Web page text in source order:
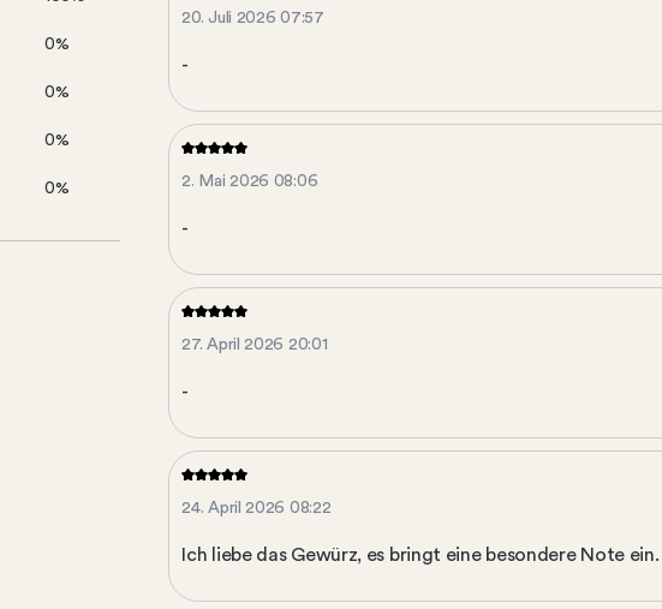
0%
0%
0%
0%
20. Juli 2026 07:57
-
2. Mai 2026 08:06
-
27. April 2026 20:01
-
24. April 2026 08:22
Ich liebe das Gewürz, es bringt eine besondere Note ein.